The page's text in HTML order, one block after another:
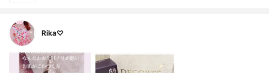
Rika♡